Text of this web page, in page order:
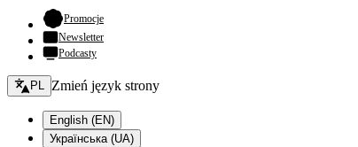
Promocje- otwiera się w nowej karcie
Newsletter
Podcasty
Zmień język - bieżący:
PL Zmień język strony
English (EN)
Українська (UA)